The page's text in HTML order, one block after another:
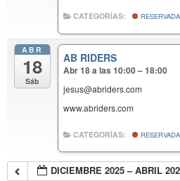
CATEGORÍAS: RESERVADA
ABR
18
Sáb
AB RIDERS
Abr 18 a las 10:00 – 18:00
jesus@abriders.com
www.abriders.com
CATEGORÍAS: RESERVADA
DICIEMBRE 2025 – ABRIL